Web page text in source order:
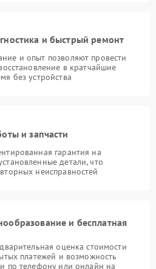
и быстрый ремонт
и опыт позволяют провести
в кратчайшие
без устройства
и запчасти
гарантия на
детали, что
неисправностей
и бесплатная
оценка стоимости
платежей и возможность
по телефону или онлайн на